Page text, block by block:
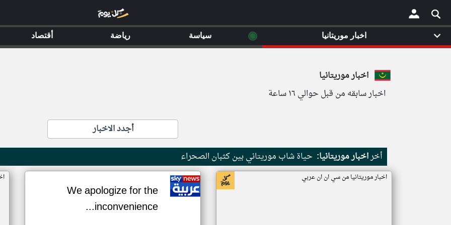
×
اخبار موريتانيا
اخبار سابقه من قبل حوالي ١٦ ساعة
أجدد الاخبار
أخراخبار موريتانيا: حياة شاب موريتاني بين كثبان الصحراء
اخبار موريتانيا من سي ان ان عربي
We apologize for the
inconvenience...
اخبار موريتانيا ◉ سياسة رياضة أقتصاد